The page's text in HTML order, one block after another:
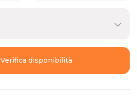
Verifica disponibilità